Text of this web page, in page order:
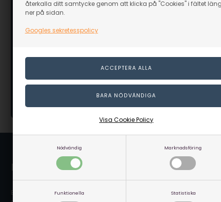
återkalla ditt samtycke genom att klicka på "Cookies" i fältet
ner på sidan.
Googles sekretesspolicy
Nödvändig Marknadsföring
Funktionella Statistiska
Visa Cookie Policy
Acrylfärg 0,5 ltr. - 15 ass
I lager
657,30 SEK 59,00
Linaa.se / Linå A/S
Bergsøesvej 11